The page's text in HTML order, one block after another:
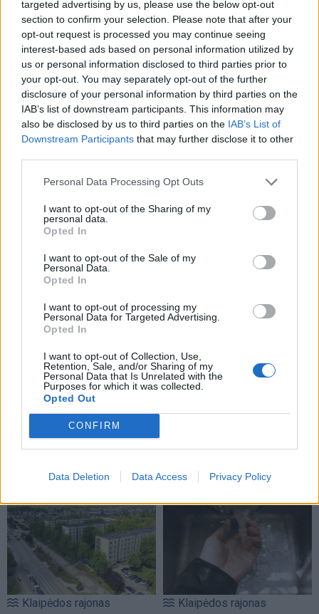
targeted advertising by us, please use the below opt-out
section to confirm your selection. Please note that after your
opt-out request is processed you may continue seeing
interest-based ads based on personal information utilized by
us or personal information disclosed to third parties prior to
your opt-out. You may separately opt-out of the further
disclosure of your personal information by third parties on the
IAB’s list of downstream participants. This information may
also be disclosed by us to third parties on the IAB’s List of
Downstream Participants that may further disclose it to other
Personal Data Processing Opt Outs
I want to opt-out of the Sharing of my
personal data.
Opted In
I want to opt-out of the Sale of my
Personal Data.
Opted In
I want to opt-out of processing my
Personal Data for Targeted Advertising.
Opted In
I want to opt-out of Collection, Use,
Retention, Sale, and/or Sharing of my
Personal Data that Is Unrelated with the
Purposes for which it was collected.
Opted Out
CONFIRM
Data Deletion Data Access Privacy Policy
reCAPTCHA and the Google
Privacy PolicyandTerms of
Serviceapply.
TAIP PAT SKAITYKITE
Klaipėdos rajonas
Už nišą kolumbariume -
Iš gyventojų ruošiasi
garažus
(7)
Klaipėdos rajonas Klaipėdos rajonas